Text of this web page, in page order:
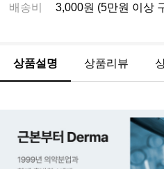
배송비 3,000원 (5만원 이상
상품설명 상품리뷰